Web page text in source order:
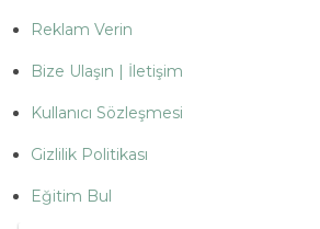
Reklam Verin
Bize Ulaşın | İletişim
Kullanıcı Sözleşmesi
Gizlilik Politikası
Eğitim Bul